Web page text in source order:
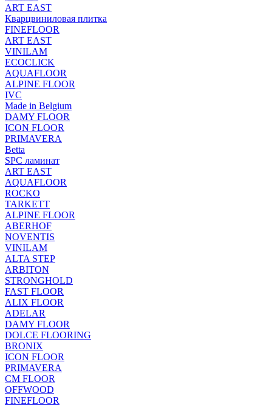
ART EAST
Кварцвиниловая плитка
FINEFLOOR
ART EAST
VINILAM
ECOCLICK
AQUAFLOOR
ALPINE FLOOR
IVC
Made in Belgium
DAMY FLOOR
ICON FLOOR
PRIMAVERA
Betta
SPC ламинат
ART EAST
AQUAFLOOR
ROCKO
TARKETT
ALPINE FLOOR
ABERHOF
NOVENTIS
VINILAM
ALTA STEP
ARBITON
STRONGHOLD
FAST FLOOR
ALIX FLOOR
ADELAR
DAMY FLOOR
DOLCE FLOORING
BRONIX
ICON FLOOR
PRIMAVERA
CM FLOOR
OFFWOOD
FINEFLOOR